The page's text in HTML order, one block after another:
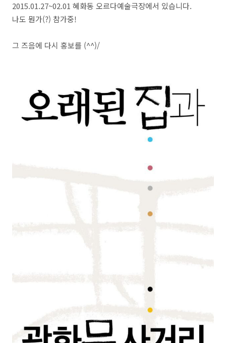
2015.01.27~02.01 혜화동 오르다예술극장에서 있습니다.
나도 뭔가(?) 참가중!
그 즈음에 다시 홍보를 (^^)/